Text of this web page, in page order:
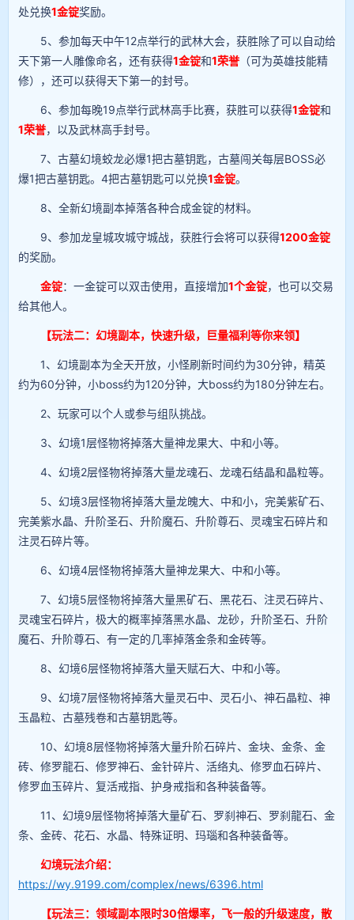
处兑换1金锭奖励。
5、参加每天中午12点举行的武林大会，获胜除了可以自动给
天下第一人雕像命名，还有获得1金锭和1荣誉（可为英雄技能精
修），还可以获得天下第一的封号。
6、参加每晚19点举行武林高手比赛，获胜可以获得1金锭和
1荣誉，以及武林高手封号。
7、古墓幻境蛟龙必爆1把古墓钥匙，古墓闯关每层BOSS必
爆1把古墓钥匙。4把古墓钥匙可以兑换1金锭。
8、全新幻境副本掉落各种合成金锭的材料。
9、参加龙皇城攻城守城战，获胜行会将可以获得1200金锭
的奖励。
金锭：一金锭可以双击使用，直接增加1个金锭，也可以交易
给其他人。
【玩法二：幻境副本，快速升级，巨量福利等你来领】
1、幻境副本为全天开放，小怪刷新时间约为30分钟，精英
约为60分钟，小boss约为120分钟，大boss约为180分钟左右。
2、玩家可以个人或参与组队挑战。
3、幻境1层怪物将掉落大量神龙果大、中和小等。
4、幻境2层怪物将掉落大量龙魂石、龙魂石结晶和晶粒等。
5、幻境3层怪物将掉落大量龙魄大、中和小，完美紫矿石、
完美紫水晶、升阶圣石、升阶魔石、升阶尊石、灵魂宝石碎片和
注灵石碎片等。
6、幻境4层怪物将掉落大量神龙果大、中和小等。
7、幻境5层怪物将掉落大量黑矿石、黑花石、注灵石碎片、
灵魂宝石碎片，极大的概率掉落黑水晶、龙砂，升阶圣石、升阶
魔石、升阶尊石、有一定的几率掉落金条和金砖等。
8、幻境6层怪物将掉落大量天赋石大、中和小等。
9、幻境7层怪物将掉落大量灵石中、灵石小、神石晶粒、神
玉晶粒、古墓残卷和古墓钥匙等。
10、幻境8层怪物将掉落大量升阶石碎片、金块、金条、金
砖、修罗龍石、修罗神石、金针碎片、活络丸、修罗血石碎片、
修罗血玉碎片、复活戒指、护身戒指和各种装备等。
11、幻境9层怪物将掉落大量矿石、罗刹神石、罗刹龍石、金
条、金砖、花石、水晶、特殊证明、玛瑙和各种装备等。
幻境玩法介绍：
https://wy.9199.com/complex/news/6396.html
【玩法三：领域副本限时30倍爆率，飞一般的升级速度，散